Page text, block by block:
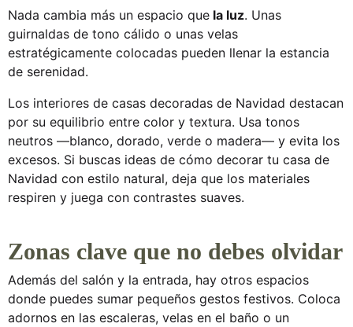
Nada cambia más un espacio que la luz. Unas
guirnaldas de tono cálido o unas velas
estratégicamente colocadas pueden llenar la estancia
de serenidad.
Los interiores de casas decoradas de Navidad destacan
por su equilibrio entre color y textura. Usa tonos
neutros —blanco, dorado, verde o madera— y evita los
excesos. Si buscas ideas de cómo decorar tu casa de
Navidad con estilo natural, deja que los materiales
respiren y juega con contrastes suaves.
Zonas clave que no debes olvidar
Además del salón y la entrada, hay otros espacios
donde puedes sumar pequeños gestos festivos. Coloca
adornos en las escaleras, velas en el baño o un